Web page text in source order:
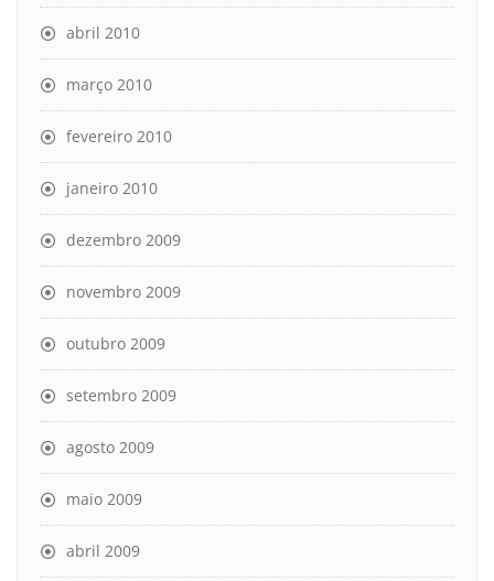
abril 2010
março 2010
fevereiro 2010
janeiro 2010
dezembro 2009
novembro 2009
outubro 2009
setembro 2009
agosto 2009
maio 2009
abril 2009